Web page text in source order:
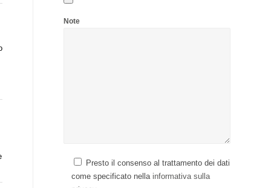
Note
Presto il consenso al trattamento dei dati
come specificato nella informativa sulla